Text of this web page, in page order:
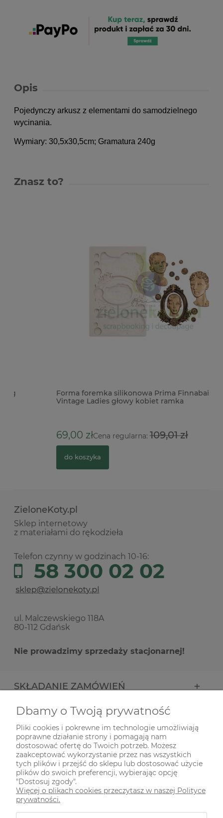
Opis
Pojedynczy arkusz z elementami do samodzielnego
wycinania.
Wymiary: 30,5x30,5cm; Gramatura 240g
Znasz to?
Forma foremka silikonowa Prima Finnabair
Vintage Ladies głowy kobiet ramka
Cena regularna:109,01 zł
do koszyka
ZieloneKoty.pl
Sklep internetowy
z materiałami do rękodzieła
Telefon czynny w godzinach 10-16:
58 300 02 02
ul. Malczewskiego 118A
80-112 Gdańsk
Nie prowadzimy sprzedaży stacjonarnej!
SKŁADANIE ZAMÓWIEŃ
INFORMACJE
ODWIEDŹ NAS NA
Dbamy o Twoją prywatność
Pliki cookies i pokrewne im technologie umożliwiają
poprawne działanie strony i pomagają nam
dostosować ofertę do Twoich potrzeb. Możesz
zaakceptować wykorzystanie przez nas wszystkich
tych plików i przejść do sklepu lub dostosować użycie
plików do swoich preferencji, wybierając opcję
"Dostosuj zgody".
Więcej o plikach cookies przeczytasz w naszej Polityce
prywatności.